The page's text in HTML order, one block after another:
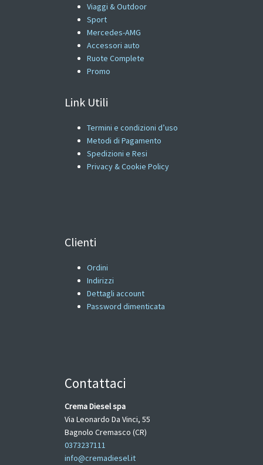
Viaggi & Outdoor
Sport
Mercedes-AMG
Accessori auto
Ruote Complete
Promo
Link Utili
Termini e condizioni d’uso
Metodi di Pagamento
Spedizioni e Resi
Privacy & Cookie Policy
Clienti
Ordini
Indirizzi
Dettagli account
Password dimenticata
Contattaci
Crema Diesel spa
Via Leonardo Da Vinci, 55
Bagnolo Cremasco (CR)
0373237111
info@cremadiesel.it